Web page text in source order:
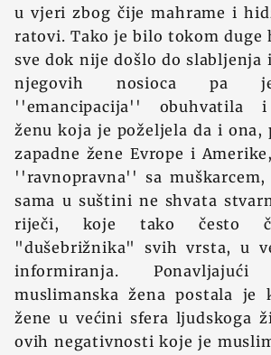
u vjeri zbog čije mahrame i
ratovi. Tako je bilo tokom duge
sve dok nije došlo do slabljenja
njegovih nosioca pa
''emancipacija'' obuhvatila i
ženu koja je poželjela da i ona,
zapadne žene Evrope i
''ravnopravna'' sa
sama u suštini ne shvata
riječi, koje tako često
"dušebrižnika" svih vrsta, u
informiranja.
muslimanska žena postala je
žene u većini sfera ljudskoga
ovih negativnosti koje je